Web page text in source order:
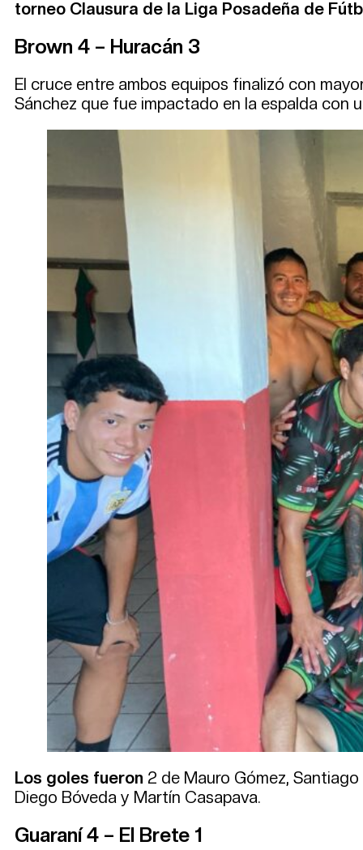
torneo Clausura de la Liga Posadeña de
Brown 4 – Huracán 3
El cruce entre ambos equipos finalizó con
Sánchez que fue impactado en la espalda con
Los goles fueron 2 de Mauro Gómez,
Diego Bóveda y Martín Casapava.
Guaraní 4 – El Brete 1